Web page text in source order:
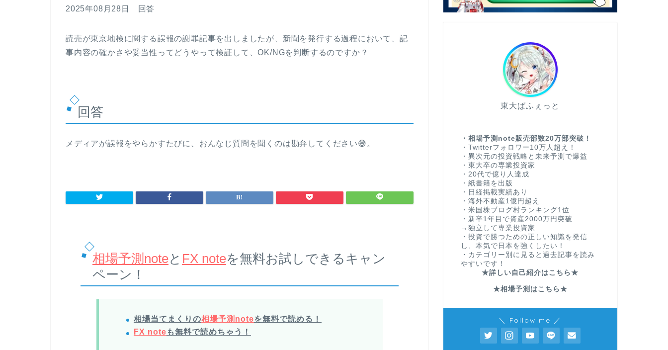
2025年08月28日 回答
読売が東京地検に関する誤報の謝罪記事を出しましたが、新聞を発行する過程において、記
事内容の確かさや妥当性ってどうやって検証して、OK/NGを判断するのですか？
回答
メディアが誤報をやらかすたびに、おんなじ質問を聞くのは勘弁してください😅。
相場予測noteと FX noteを無料お試しできるキャン
ペーン！
相場当てまくりの相場予測noteを無料で読める！
FX note も無料で読めちゃう！
東大ぱふぇっと
・相場予測note販売部数20万部突破！
・Twitterフォロワー10万人超え！
・異次元の投資戦略と未来予測で爆益
・東大卒の専業投資家
・20代で億り人達成
・紙書籍を出版
・日経掲載実績あり
・海外不動産1億円超え
・米国株ブログ村ランキング1位
・新卒1年目で資産2000万円突破
→独立して専業投資家
・投資で勝つための正しい知識を発信
し、本気で日本を強くしたい！
・カテゴリー別に見ると過去記事を読み
やすいです！
★詳しい自己紹介はこちら★
★相場予測はこちら★
＼ Follow me ／